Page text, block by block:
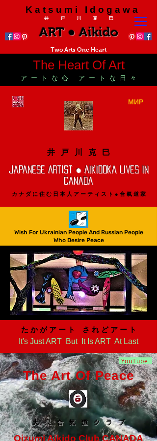
K a t s u m i I d o g a w a
ART ● Aikido
井 戸 川 克 巳
Two Arts One Heart
The Heart Of Art
ア ー ト な 心 ア ー ト な 日 々
МИР
井 戸 川 克 巳
Japanese Artist ● Aikidoka Lives In
Canada
カ ナ ダ に 住 む 日 本 人 ア ー テ ィ ス ト ● 合 氣 道 家
Wish For Ukrainian People And Russian People
Who Desire Peace
た か が ア ー ト さ れ ど ア ー ト​
It's Just ART But It Is ART At Last
YouTube
The Art Of Peace
大 泉 合 氣 道 ク ラ ブ
Oizumi Aikido Club CANADA